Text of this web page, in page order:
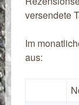
versendete
Im
aus: